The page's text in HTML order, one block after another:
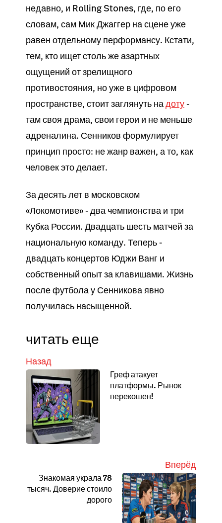
недавно, и Rolling Stones, где, по его
словам, сам Мик Джаггер на сцене уже
равен отдельному перформансу. Кстати,
тем, кто ищет столь же азартных
ощущений от зрелищного
противостояния, но уже в цифровом
пространстве, стоит заглянуть надоту-
там своя драма, свои герои и не меньше
адреналина. Сенников формулирует
принцип просто: не жанр важен, а то, как
человек это делает.
За десять лет в московском
«Локомотиве» - два чемпионства и три
Кубка России. Двадцать шесть матчей за
национальную команду. Теперь -
двадцать концертов Юджи Ванг и
собственный опыт за клавишами. Жизнь
после футбола у Сенникова явно
получилась насыщенной.
читать еще
Назад
Греф атакует
платформы. Рынок
перекошен!
Вперёд
Знакомая украла 78
тысяч. Доверие стоило
дорого